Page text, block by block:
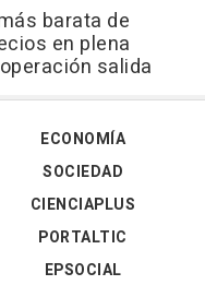
barata de
en plena
salida
ECONOMÍA
SOCIEDAD
CIENCIAPLUS
PORTALTIC
EPSOCIAL